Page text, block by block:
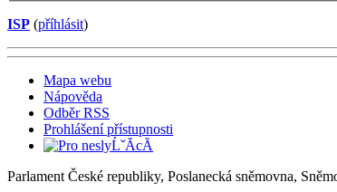
ISP (příhlásit)
Mapa webu
Nápověda
Odběr RSS
Prohlášení přístupnosti
Parlament České republiky, Poslanecká sněmovna,